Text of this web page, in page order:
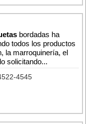
bordadas ha
todos los productos
la marroquinería, el
solicitando...
4545